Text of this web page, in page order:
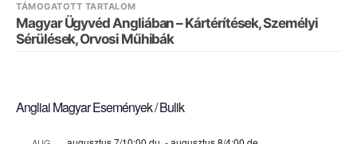
TÁMOGATOTT TARTALOM
Magyar Ügyvéd Angliában – Kártérítések, Személyi
Sérülések, Orvosi Műhibák
Angliai Magyar Események / Bulik